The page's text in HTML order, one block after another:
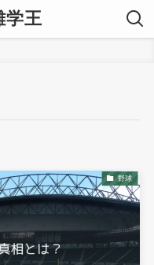
学王
野球